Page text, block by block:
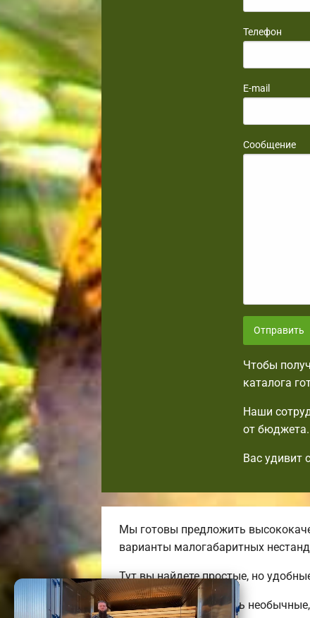
Телефон
E-mail
Сообщение
Отправить
Чтобы
каталога
Наши
от
Вас удивит
Мы готовы предложить
варианты малогабаритных
Тут вы найдете простые, но
Мы можем предложить необычные,